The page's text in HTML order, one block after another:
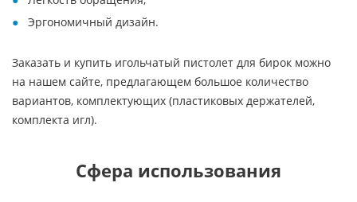
Эргономичный дизайн.
Заказать и купить игольчатый пистолет для бирок можно
на нашем сайте, предлагающем большое количество
вариантов, комплектующих (пластиковых держателей,
комплекта игл).
Сфера использования